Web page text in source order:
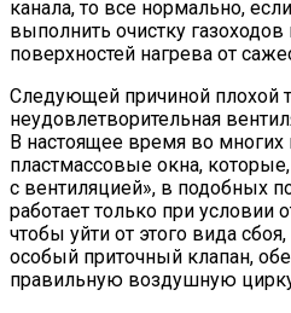
канала, то все нормально,
выполнить очистку газоходов
поверхностей нагрева от
Следующей причиной плохой
неудовлетворительная
В настоящее время во многих
пластмассовые окна,
с вентиляцией», в подобных
работает только при условии
чтобы уйти от этого вида
особый приточный клапан,
правильную воздушную